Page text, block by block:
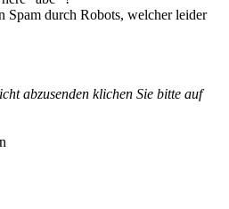
Spam durch Robots, welcher leider
abzusenden klichen Sie bitte auf